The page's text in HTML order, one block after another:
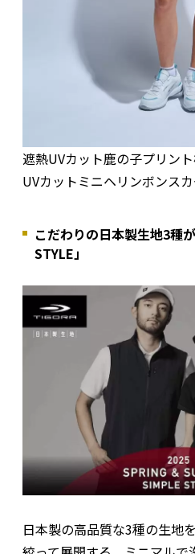
遮熱UVカット鹿の子プリン
UVカットミニヘリンボンス
こだわりの日本製生地3種
STYLE」
日本製の高品質な3種の生地